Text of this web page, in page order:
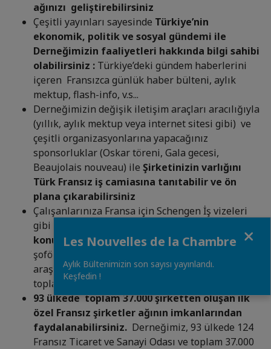
ağınızı geliştirebilirsiniz
Çeşitli yayınları sayesinde Türkiye’nin
ekonomik, politik ve sosyal gündemi ile
Derneğimizin faaliyetleri hakkında bilgi sahibi
olabilirsiniz : Türkiye’deki gündem haberlerini
içeren Fransızca günlük haber bülteni, aylık
mektup, flash-info, v.s...
Derneğimizin değişik iletişim araçları aracılığıyla
(yıllık, aylık mektup veya internet sitesi gibi) ve
çeşitli organizasyonlarına yapacağınız
sponsorluklar (Oskar töreni, Gala gecesi,
Beaujolais nouveau) ile Şirketinizin varlığını
Türk Fransız iş camiasına tanıtabilir ve ön
plana çıkarabilirsiniz
Çalışanlarınıza Fransa için Schengen İş vizeleri
gibi
konularda da(otel rezervasyonları, şoförlü-
şoförsüz araba kiralama, tercüme, pazar
araştırmaları, yerleştirme, randevu alma, büro ve
toplantı salonu
93 ülkede toplam 37.000 şirketten oluşan ilk
özel Fransız şirketler ağının imkanlarından
faydalanabilirsiniz. Derneğimiz, 93 ülkede 124
Fransız Ticaret ve Sanayi Odası ve toplam 37.000
Les Nouvelles de la Chambre
Aylık Bültenimizin son sayısı yayınlandı.
Keşfedin !